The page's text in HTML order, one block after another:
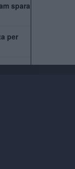
spara
per